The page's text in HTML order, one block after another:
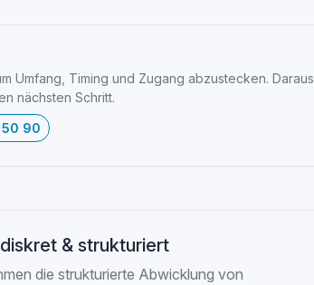
Umfang, Timing und Zugang abzustecken. Daraus
nächsten Schritt.
90
& strukturiert
die strukturierte Abwicklung von